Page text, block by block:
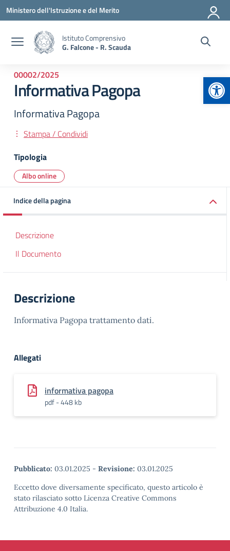
Vai ai contenuti
Vai al menu di navigazione
Vai al footer
Ministero dell'Istruzione e del Merito
Istituto Comprensivo
G. Falcone - R. Scauda
00002/2025
Informativa Pagopa
Informativa Pagopa
Stampa / Condividi
Tipologia
Albo online
Indice della pagina
Descrizione
Il Documento
Descrizione
Informativa Pagopa trattamento dati.
Allegati
informativa pagopa
pdf - 448 kb
Pubblicato: 03.01.2025 - Revisione: 03.01.2025
Eccetto dove diversamente specificato, questo articolo è
stato rilasciato sotto Licenza Creative Commons
Attribuzione 4.0 Italia.